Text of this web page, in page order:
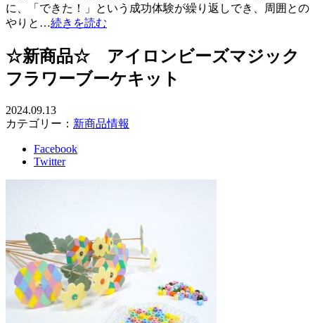
に、「できた！」という成功体験が繰り返しでき、周囲との
やりと…続きを読む
☆新商品☆ アイロンビーズマジック
フラワーブーケキット
2024.09.13
カテゴリー： 新商品情報
Facebook
Twitter